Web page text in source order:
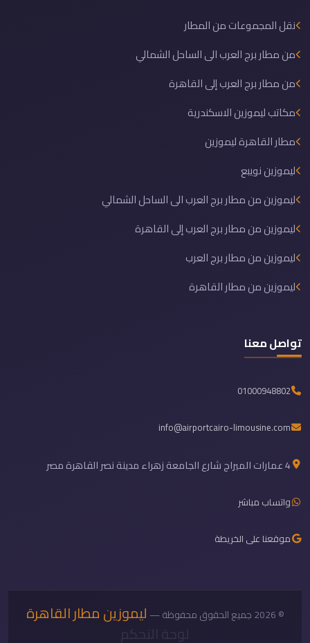
نقل المجموعات من المطار
من مطار برج العرب الى الساحل الشمالي
من مطار برج العرب إلى القاهرة
مكاتب ليموزين الاسكندرية
مطار القاهرة ليموزين
ليموزين نويبع
ليموزين من مطار برج العرب الى الساحل الشمالي
ليموزين من مطار برج العرب إلى القاهرة
ليموزين من مطار برج العرب
ليموزين من مطار القاهرة
تواصل معنا
01000948802
info@airportcairo-limousine.com
4 عمارات الميراج شارع الجامعة زهراء مدينة نصر القاهرة مصر
واتساب مباشر
موقعنا على الخريطة
ليموزين مطار القاهرة